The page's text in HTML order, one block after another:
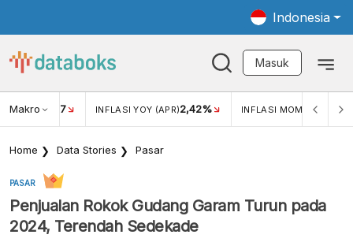
Indonesia
Masuk
Makro
USD/IDR 17 INFLASI YOY (APR)2,42% INFLASI MOM (MAR)
Home Data Stories Pasar
PASAR
Penjualan Rokok Gudang Garam Turun pada
2024, Terendah Sedekade